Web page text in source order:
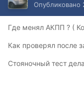
Опубликовано
Где менял АКПП ? (
Как проверял после
Стояночный тест